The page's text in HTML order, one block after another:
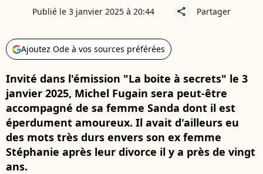
Publié le 3 janvier 2025 à 20:44 share Partager
Ajoutez Ode à vos sources préférées
Invité dans l'émission "La boite à secrets" le 3
janvier 2025, Michel Fugain sera peut-être
accompagné de sa femme Sanda dont il est
éperdument amoureux. Il avait d'ailleurs eu
des mots très durs envers son ex femme
Stéphanie après leur divorce il y a près de vingt
ans.